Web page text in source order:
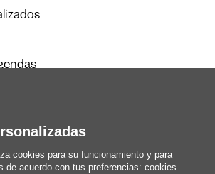
Redacción
somos nosotros
cookies para su funcionamiento y para
de acuerdo con tus preferencias: cookies